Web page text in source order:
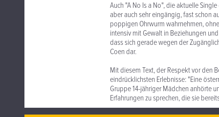
Auch "A No Is a No", die aktuelle
aber auch sehr eingängig, fast schon
poppigen Ohrwurm wahrnehmen,
intensiv mit Gewalt in Beziehungen
dass sich gerade wegen der
Coen dar.
Mit diesem Text, der Respekt vor den
eindrücklichsten Erlebnisse: "Eine
Gruppe 14-jähriger Mädchen anhörte
Erfahrungen zu sprechen, die sie